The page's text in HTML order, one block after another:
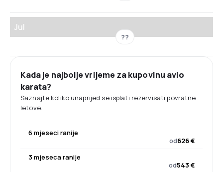
Jul
??
Kada je najbolje vrijeme za kupovinu avio
karata?
Saznajte koliko unaprijed se isplati rezervisati povratne
letove.
6 mjeseci ranije
od626 €
3 mjeseca ranije
od543 €